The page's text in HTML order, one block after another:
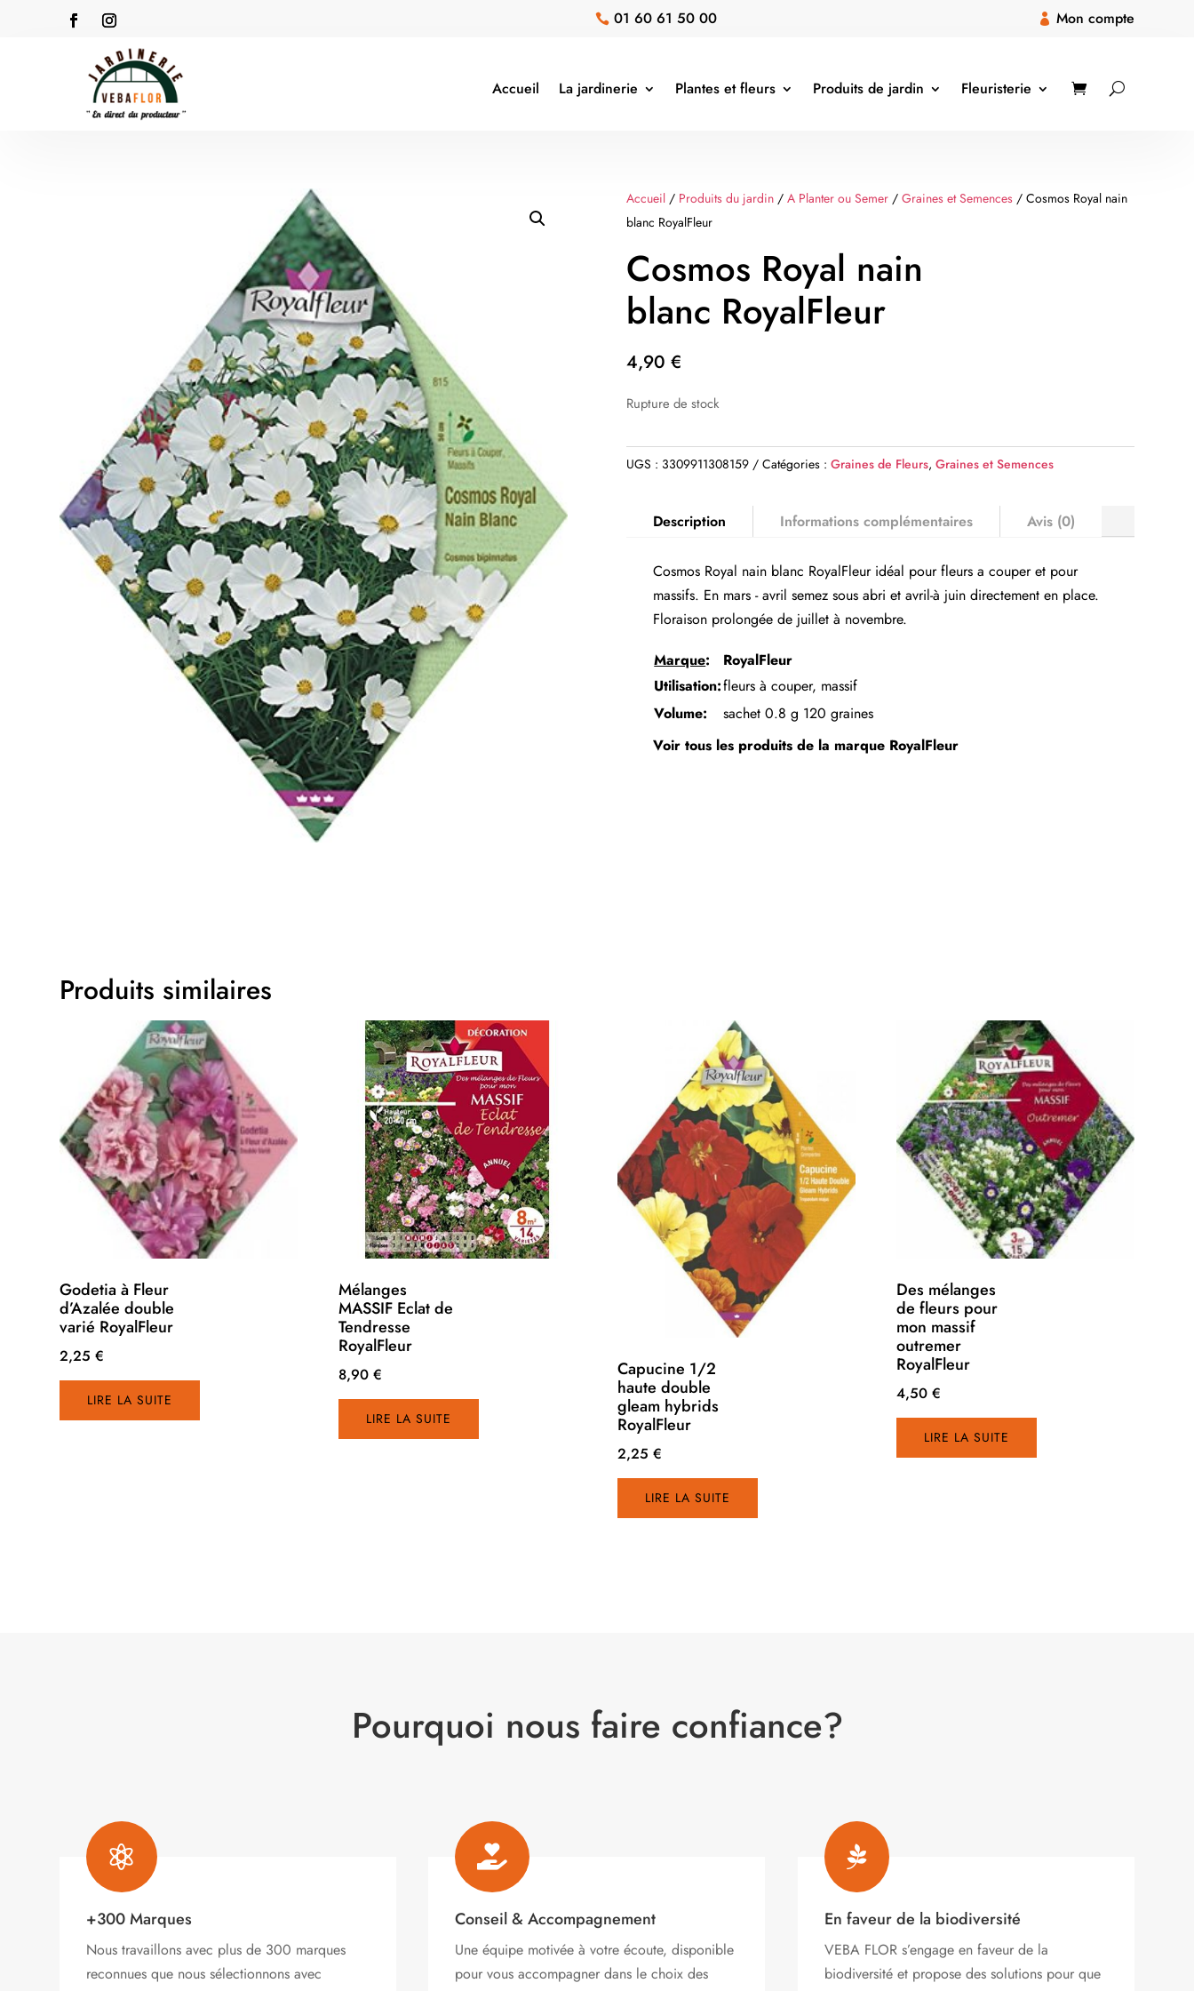
 01 60 61 50 00  Mon compte
Accueil La jardinerie Plantes et fleurs Produits de jardin Fleuristerie
Accueil / Produits du jardin /A Planter ou Semer /Graines et Semences / Cosmos Royal nain
blanc RoyalFleur
Cosmos Royal nain
blanc RoyalFleur
4,90€
Rupture de stock
UGS : 3309911308159 Catégories :Graines de Fleurs,Graines et Semences
Description Informations complémentaires Avis (0)
Cosmos Royal nain blanc RoyalFleur idéal pour fleurs a couper et pour
massifs. En mars - avril semez sous abri et avril-à juin directement en place.
Floraison prolongée de juillet à novembre.
Marque:
RoyalFleur
Utilisation:fleurs à couper, massif
Volume:
sachet 0.8 g 120 graines
Voir tous les produits de la marque RoyalFleur
Produits similaires
Godetia à Fleur
d’Azalée double
varié RoyalFleur
2,25€
LIRE LA SUITE
Mélanges
MASSIF Eclat de
Tendresse
RoyalFleur
8,90€
LIRE LA SUITE
Capucine 1/2
haute double
gleam hybrids
RoyalFleur
2,25 €
LIRE LA SUITE
Des mélanges
de fleurs pour
mon massif
outremer
RoyalFleur
4,50 €
LIRE LA SUITE
Pourquoi nous faire confiance?

+300 Marques
Nous travaillons avec plus de 300 marques
reconnues que nous sélectionnons avec

Conseil & Accompagnement
Une équipe motivée à votre écoute, disponible
pour vous accompagner dans le choix des

En faveur de la biodiversité
VEBA FLOR s’engage en faveur de la
biodiversité et propose des solutions pour que